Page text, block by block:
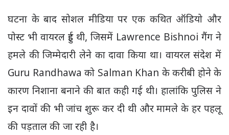
घटना के बाद सोशल मीडिया पर एक कथित ऑडियो और
पोस्ट भी वायरल हुई थी, जिसमें Lawrence Bishnoi गैंग ने
हमले की जिम्मेदारी लेने का दावा किया था। वायरल संदेश में
Guru Randhawa को Salman Khan के करीबी होने के
कारण निशाना बनाने की बात कही गई थी। हालांकि पुलिस ने
इन दावों की भी जांच शुरू कर दी थी और मामले के हर पहलू
की पड़ताल की जा रही है।